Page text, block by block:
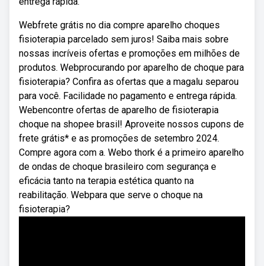
Webfrete grátis no dia compre aparelho choques
fisioterapia parcelado sem juros! Saiba mais sobre
nossas incríveis ofertas e promoções em milhões de
produtos. Webprocurando por aparelho de choque para
fisioterapia? Confira as ofertas que a magalu separou
para você. Facilidade no pagamento e entrega rápida.
Webencontre ofertas de aparelho de fisioterapia
choque na shopee brasil! Aproveite nossos cupons de
frete grátis* e as promoções de setembro 2024.
Compre agora com a. Webo thork é a primeiro aparelho
de ondas de choque brasileiro com segurança e
eficácia tanto na terapia estética quanto na
reabilitação. Webpara que serve o choque na
fisioterapia?